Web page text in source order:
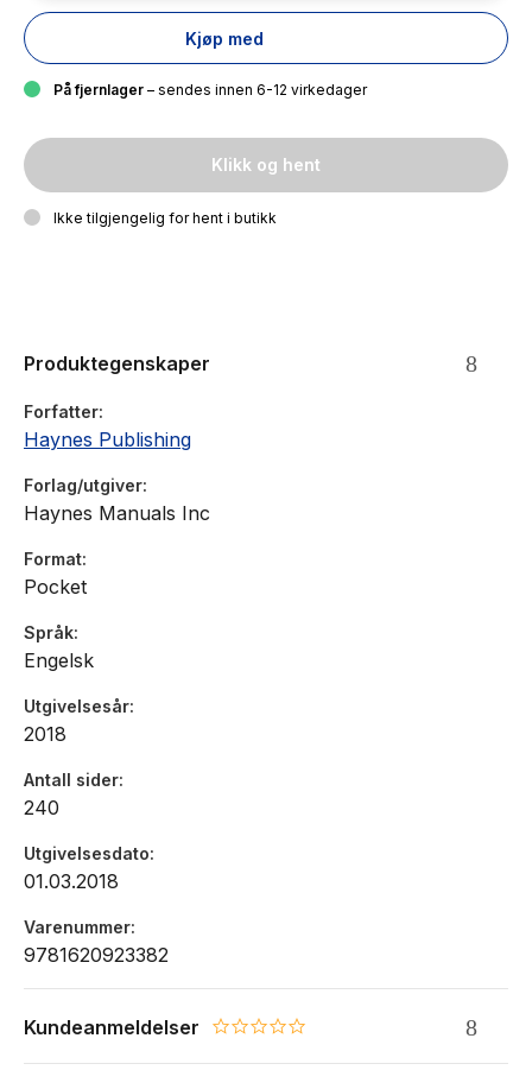
Kjøp med
På fjernlager – sendes innen 6-12 virkedager
Klikk og hent
Ikke tilgjengelig for hent i butikk
Produktegenskaper
Forfatter
Haynes Publishing
Forlag/utgiver
Haynes Manuals Inc
Format
Pocket
Språk
Engelsk
Utgivelsesår
2018
Antall sider
240
Utgivelsesdato
01.03.2018
Varenummer
9781620923382
Kundeanmeldelser 0.0 star rating